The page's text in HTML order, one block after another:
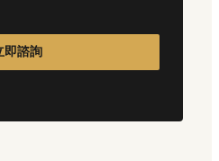
即諮詢